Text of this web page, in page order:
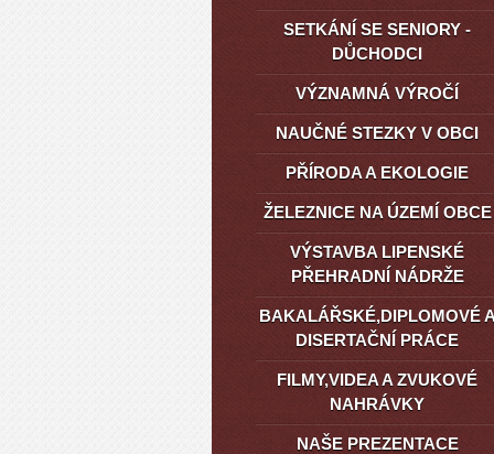
SETKÁNÍ SE SENIORY -
DŮCHODCI
VÝZNAMNÁ VÝROČÍ
NAUČNÉ STEZKY V OBCI
PŘÍRODA A EKOLOGIE
ŽELEZNICE NA ÚZEMÍ OBCE
VÝSTAVBA LIPENSKÉ
PŘEHRADNÍ NÁDRŽE
BAKALÁŘSKÉ,DIPLOMOVÉ
DISERTAČNÍ PRÁCE
FILMY,VIDEA A ZVUKOVÉ
NAHRÁVKY
NAŠE PREZENTACE